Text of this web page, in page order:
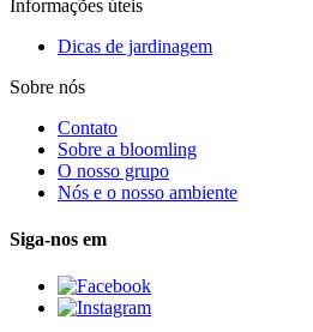
Informações úteis
Dicas de jardinagem
Sobre nós
Contato
Sobre a bloomling
O nosso grupo
Nós e o nosso ambiente
Siga-nos em